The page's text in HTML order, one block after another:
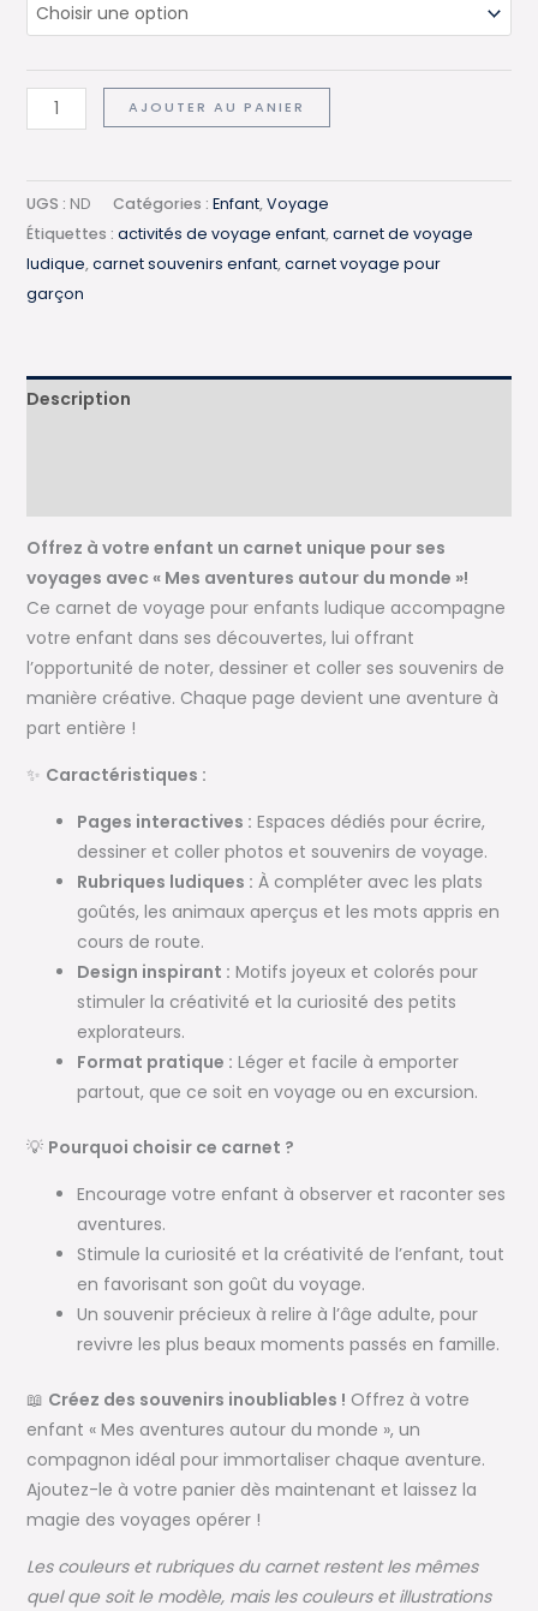
quantité
de
voyage
pour
enfants
-
aventures
autour
AJOUTER AU PANIER
UGS : ND Catégories : Enfant,Voyage
Étiquettes : activités de voyage enfant,carnet de voyage
ludique,carnet souvenirs enfant,carnet voyage pour
garçon
Description
Offrez à votre enfant un carnet unique pour ses
voyages avec « Mes aventures autour du monde »!
Ce carnet de voyage pour enfants ludique accompagne
votre enfant dans ses découvertes, lui offrant
l’opportunité de noter, dessiner et coller ses souvenirs de
manière créative. Chaque page devient une aventure à
part entière !
✨ Caractéristiques :
Pages interactives : Espaces dédiés pour écrire,
dessiner et coller photos et souvenirs de voyage.
Rubriques ludiques : À compléter avec les plats
goûtés, les animaux aperçus et les mots appris en
cours de route.
Design inspirant : Motifs joyeux et colorés pour
stimuler la créativité et la curiosité des petits
explorateurs.
Format pratique : Léger et facile à emporter
partout, que ce soit en voyage ou en excursion.
💡 Pourquoi choisir ce carnet ?
Encourage votre enfant à observer et raconter ses
aventures.
Stimule la curiosité et la créativité de l’enfant, tout
en favorisant son goût du voyage.
Un souvenir précieux à relire à l’âge adulte, pour
revivre les plus beaux moments passés en famille.
📖 Créez des souvenirs inoubliables ! Offrez à votre
enfant « Mes aventures autour du monde », un
compagnon idéal pour immortaliser chaque aventure.
Ajoutez-le à votre panier dès maintenant et laissez la
magie des voyages opérer !
Les couleurs et rubriques du carnet restent les mêmes
quel que soit le modèle, mais les couleurs et illustrations